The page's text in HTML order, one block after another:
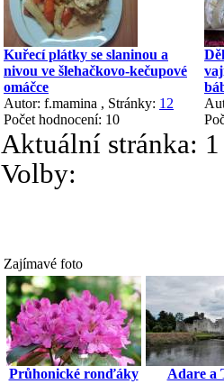
Kuřecí plátky se slaninou a
nivou ve šlehačkovo-kečupové
omáčce
Autor: f.mamina , Stránky: 1 2
Počet hodnocení: 10
Aktuální stránka:
Volby:
Zajímavé foto
Průhonické ronďáky Adare a